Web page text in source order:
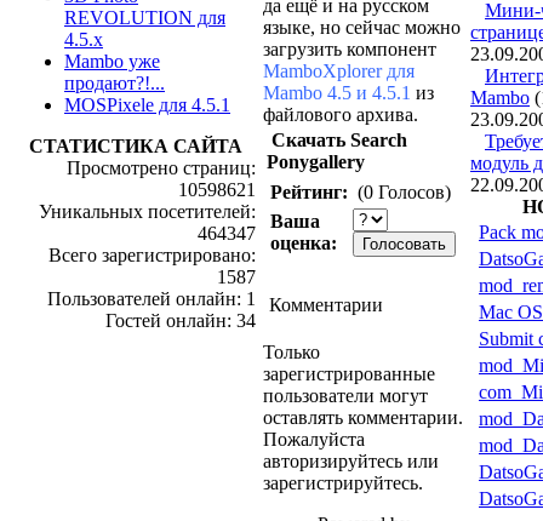
REVOLUTION для
4.5.х
Mambo уже
продают?!...
MOSPixele для 4.5.1
СТАТИСТИКА САЙТА
Просмотрено страниц:
10598621
Уникальных посетителей:
464347
Всего зарегистрировано:
1587
Пользователей онлайн: 1
Гостей онлайн: 34
да ещё и на русском
языке, но сейчас можно
загрузить компонент
MamboXplorer для
Mambo 4.5 и 4.5.1 из
файлового архива.
Скачать Search
Ponygallery
Рейтинг: (0 Голосов)
Ваша
оценка:
Комментарии
Только
зарегистрированные
пользователи могут
оставлять комментарии.
Пожалуйста
авторизируйтесь или
зарегистрируйтесь.
Мини-
Mambo
модуль
Pack
Mac
Submit